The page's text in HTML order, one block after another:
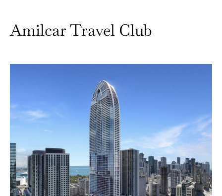
Amilcar Travel Club